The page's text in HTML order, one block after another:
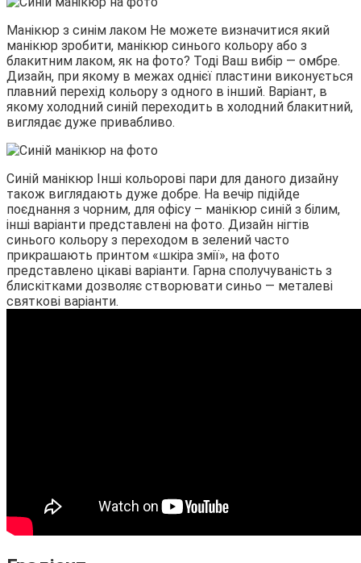
Манікюр з синім лаком Не можете визначитися який
манікюр зробити, манікюр синього кольору або з
блакитним лаком, як на фото? Тоді Ваш вибір — омбре.
Дизайн, при якому в межах однієї пластини виконується
плавний перехід кольору з одного в інший. Варіант, в
якому холодний синій переходить в холодний блакитний,
виглядає дуже привабливо.
Синій манікюр Інші кольорові пари для даного дизайну
також виглядають дуже добре. На вечір підійде
поєднання з чорним, для офісу – манікюр синій з білим,
інші варіанти представлені на фото. Дизайн нігтів
синього кольору з переходом в зелений часто
прикрашають принтом «шкіра змії», на фото
представлено цікаві варіанти. Гарна сполучуваність з
блискітками дозволяє створювати синьо — металеві
святкові варіанти.